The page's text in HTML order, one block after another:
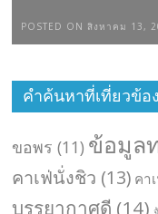
POSTED ON สิงหาคม 13,
คำค้นหาที่เที่ยวข้อง
ขอพร (11) ข้อมูล
คาเฟ่นั่งชิว (13) คา
บรรยากาศดี (14)